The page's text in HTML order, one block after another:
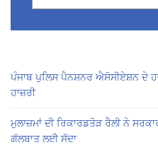
ਪੰਜਾਬ ਪੁਲਿਸ ਪੈਨਸ਼ਨਰ ਐਸੋਸੀਏਸ਼ਨ ਦੇ
ਹਾਜ਼ਰੀ
ਮੁਲਾਜ਼ਮਾਂ ਦੀ ਰਿਕਾਰਡਤੋੜ ਰੈਲੀ ਨੇ
ਗੱਲਬਾਤ ਲਈ ਸੱਦਾ